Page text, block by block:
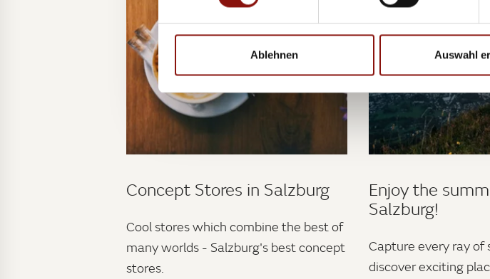
Ablehnen Auswahl
Concept Stores in Salzburg
Cool stores which combine the best of
many worlds - Salzburg's best concept
stores.
Enjoy the
Salzburg!
Capture every ray of
discover exciting